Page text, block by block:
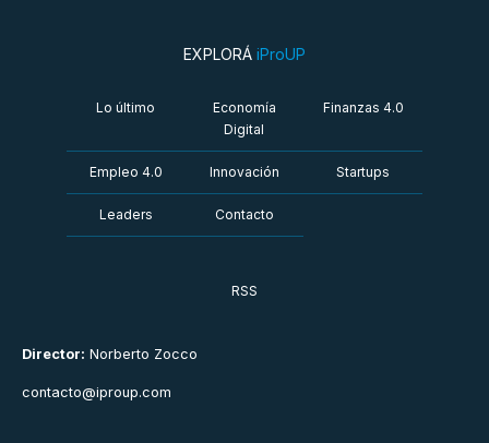
Director: Norberto Zocco
contacto@iproup.com
EXPLORÁ iProUP
Lo último
Economía
Digital
Finanzas 4.0
Empleo 4.0 Innovación Startups
Leaders Contacto
RSS